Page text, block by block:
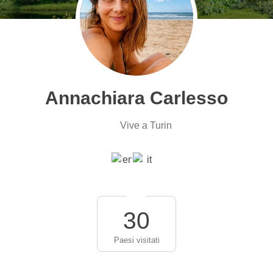
Annachiara Carlesso
Vive a Turin
30
Paesi visitati